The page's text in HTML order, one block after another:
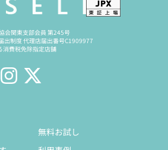
会関東支部会員 第245号
出制度 代理店届出番号C1909977
消費税免除指定店舗
無料お試し